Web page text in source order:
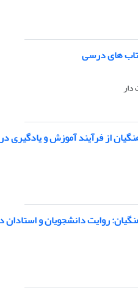
های درسی
از فرآیند آموزش و یادگیری
روایت دانشجویان و استادان